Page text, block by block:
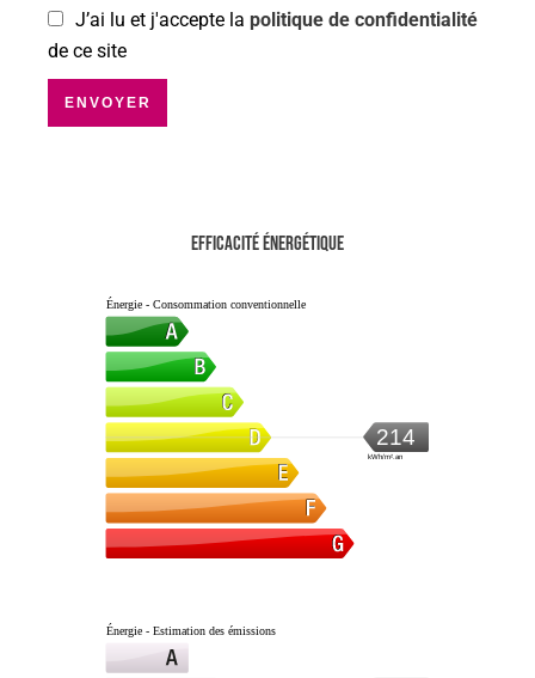
J’ai lu et j'accepte la politique de confidentialité
de ce site
ENVOYER
Efficacité énergétique
Énergie - Consommation conventionnelle
214
kWh/m².an
Énergie - Estimation des émissions